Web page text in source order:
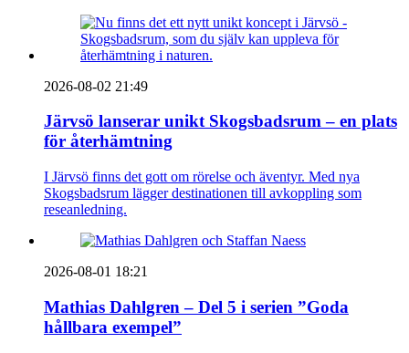
2026-08-02 21:49
Järvsö lanserar unikt Skogsbadsrum – en plats
för återhämtning
I Järvsö finns det gott om rörelse och äventyr. Med nya
Skogsbadsrum lägger destinationen till avkoppling som
reseanledning.
2026-08-01 18:21
Mathias Dahlgren – Del 5 i serien ”Goda
hållbara exempel”